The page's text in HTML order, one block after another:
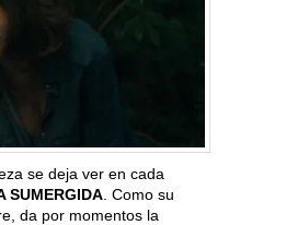
se deja ver en cada
SUMERGIDA . Como su
da por momentos la